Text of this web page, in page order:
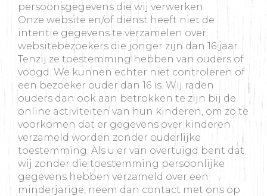
persoonsgegevens die wij verwerken
Onze website en/of dienst heeft niet de
intentie gegevens te verzamelen over
websitebezoekers die jonger zijn dan 16 jaar.
Tenzij ze toestemming hebben van ouders of
voogd. We kunnen echter niet controleren of
een bezoeker ouder dan 16 is. Wij raden
ouders dan ook aan betrokken te zijn bij de
online activiteiten van hun kinderen, om zo te
voorkomen dat er gegevens over kinderen
verzameld worden zonder ouderlijke
toestemming. Als u er van overtuigd bent dat
wij zonder die toestemming persoonlijke
gegevens hebben verzameld over een
minderjarige, neem dan contact met ons op